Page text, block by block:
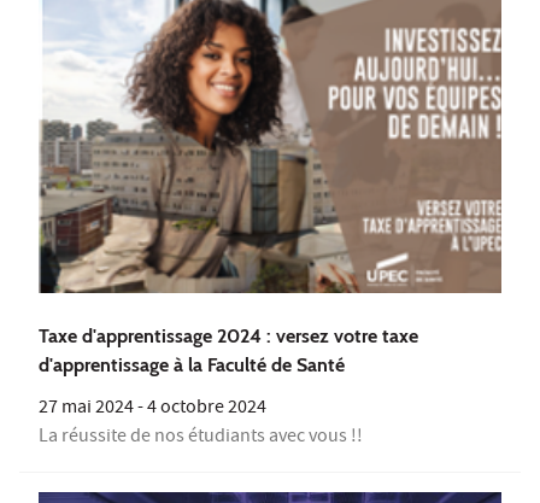
Taxe d'apprentissage 2024 : versez votre taxe
d'apprentissage à la Faculté de Santé
27 mai 2024-4 octobre 2024
La réussite de nos étudiants avec vous !!